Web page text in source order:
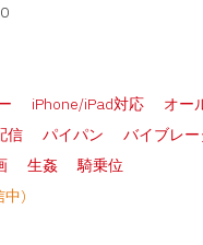
iPhone/iPad対応 オー
信
パイパン バイブレー
生姦
騎乗位
中)